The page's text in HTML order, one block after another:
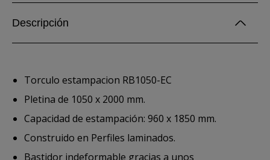
Descripción
Torculo estampacion RB1050-EC
Pletina de 1050 x 2000 mm.
Capacidad de estampación: 960 x 1850 mm.
Construido en Perfiles laminados.
Bastidor indeformable gracias a unos